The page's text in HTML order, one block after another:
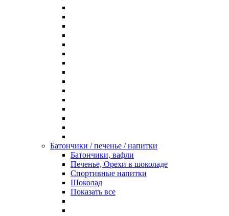
Батончики / печенье / напитки
Батончики, вафли
Печенье, Орехи в шоколаде
Спортивные напитки
Шоколад
Показать все